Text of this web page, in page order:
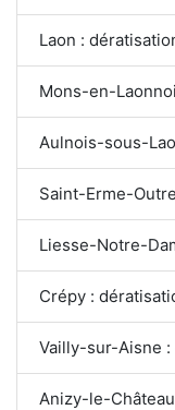
Laon :
Mons-en-
Aulnois-sous-
Saint-Erme-
Liesse-Notre-
Crépy :
Vailly-sur-Aisne
Anizy-le-